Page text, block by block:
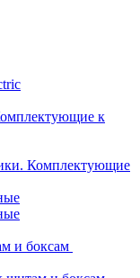
к
Комплектующие
и боксам